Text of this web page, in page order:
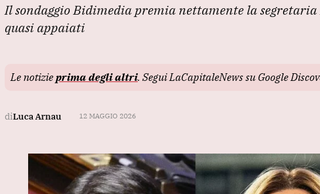
Il sondaggio Bidimedia premia nettamente la
quasi appaiati
Le notizieprima degli altri. Segui LaCapitaleNews su Google
diLuca Arnau 12 MAGGIO 2026